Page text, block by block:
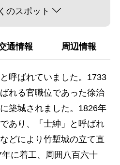
のスポット
通情報 周辺情報
呼ばれていました。1733
れる官職位であった徐治
築城されました。1826年
あり、「士紳」と呼ばれ
どにより竹塹城の立て直
に着工、周囲八百六十